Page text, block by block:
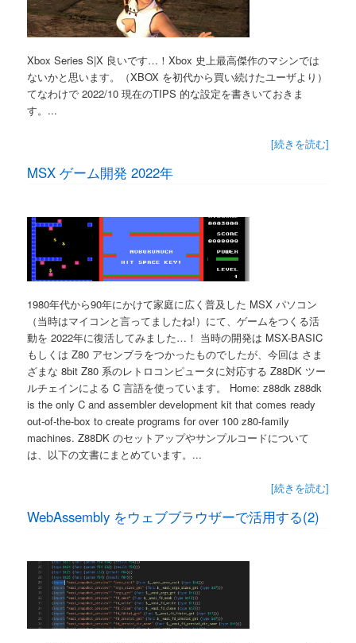
Xbox Series S|X 良いです…！Xbox 史上最高傑作のマシンでは
ないかと思います。（XBOX を初代から買い続けたユーザより）
てなわけで 2022/10 現在のTIPS 的な設定を書きいておきま
す。...
[続きを読む]
MSX ゲーム開発 2022年
1980年代から90年にかけて家庭に広く普及した MSX パソコン
（当時はマイコンと言ってましたね!）にて、ゲームをつくる活
動を 2022年に復活してみました…！ 当時の開発は MSX-BASIC
もしくは Z80 アセンブラをつかったものでしたが、今回は さま
ざまな 8bit Z80 系のレトロコンピュータに対応する Z88DK ツー
ルチェインによる C 言語を使っています。 Home: z88dk z88dk
is the only C and assembler development kit that comes ready
out-of-the-box to create programs for over 100 z80-family
machines. Z88DK のセットアップやサンプルコードについて
は、以下の文書にまとめています。...
[続きを読む]
WebAssembly をウェブブラウザーで活用する(2)